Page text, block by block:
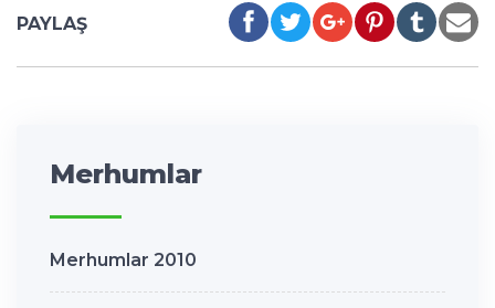
PAYLAŞ
Merhumlar
Merhumlar 2010